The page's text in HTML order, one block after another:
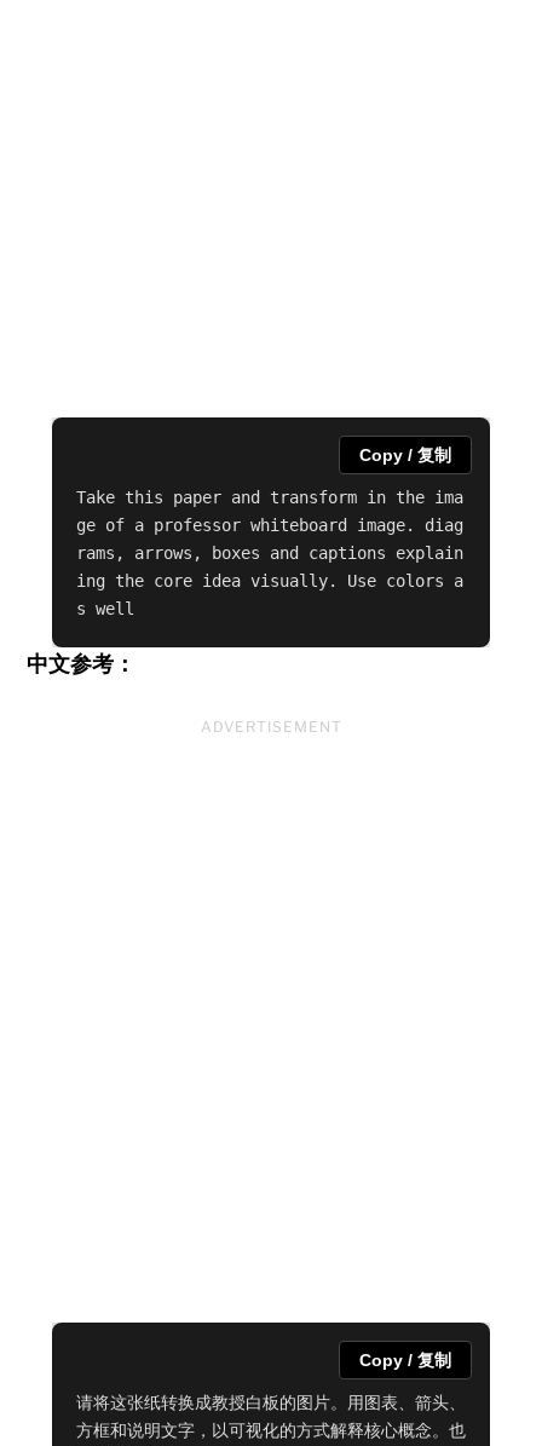
Take this paper and transform in the ima
ge of a professor whiteboard image. diag
rams, arrows, boxes and captions explain
ing the core idea visually. Use colors a
s well
Copy / 复制
中文参考：
ADVERTISEMENT
请将这张纸转换成教授白板的图片。用图表、箭头、
方框和说明文字，以可视化的方式解释核心概念。也
Copy / 复制